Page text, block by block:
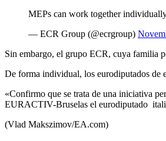
MEPs can work together
— ECR Group (@ecrgroup)
Sin embargo, el grupo ECR, cuya familia
De forma individual, los eurodiputados de
«Confirmo que se trata de una iniciativa
EURACTIV-Bruselas el eurodiputado
(Vlad Makszimov/EA.com)